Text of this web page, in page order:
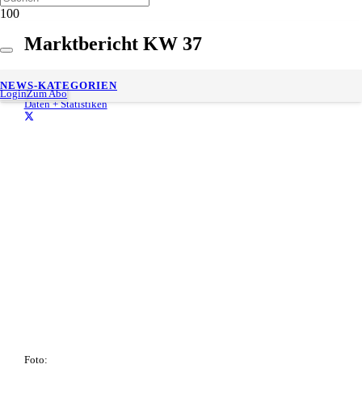
LoginZum Abo
NEWS-KATEGORIEN
Marktbericht KW 37
14. September 2020
Gesch. Lesedauer: < 1
Daten + Statistiken
Foto: